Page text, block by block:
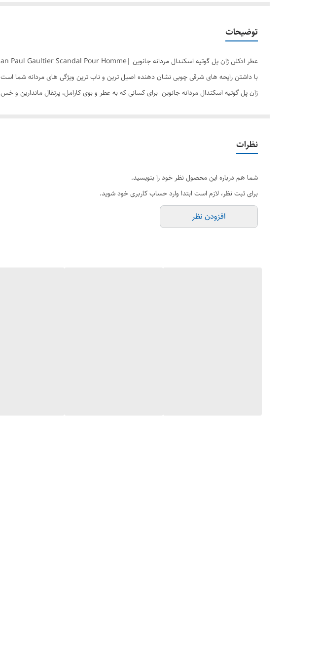
توضیحات
عطر ادکلن ژان پل گوتیه اسکندال مردانه جانوین |johnwin Jean Paul Gaultier Scandal Pour Homme
با داشتن رایحه های شرقی چوبی نشان دهنده اصیل ترین و ناب ترین ویژگی های مردانه شما است.
ژان پل گوتیه اسکندال مردانه جانوین برای کسانی که به عطر و بوی کارامل، پرتقال
رایحه میانی: کارامل، دانه تونکا
رایحه پایه: خس خس
برند
نظرات
شما هم درباره این محصول نظر خود را بنویسید.
برای ثبت نظر، لازم است ابتدا وارد حساب کاربری خود شوید.
افزودن نظر